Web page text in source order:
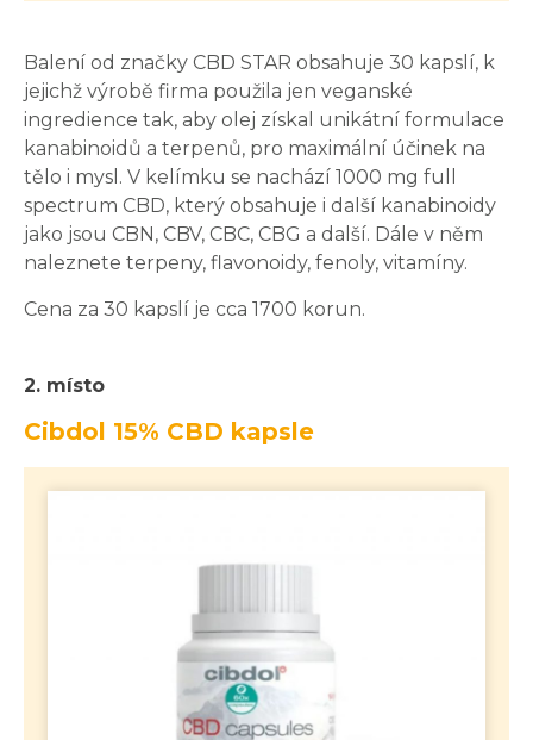
Balení od značky CBD STAR obsahuje 30 kapslí, k
jejichž výrobě firma použila jen veganské
ingredience tak, aby olej získal unikátní formulace
kanabinoidů a terpenů, pro maximální účinek na
tělo i mysl. V kelímku se nachází 1000 mg full
spectrum CBD, který obsahuje i další kanabinoidy
jako jsou CBN, CBV, CBC, CBG a další. Dále v něm
naleznete terpeny, flavonoidy, fenoly, vitamíny.
Cena za 30 kapslí je cca 1700 korun.
2. místo
Cibdol 15% CBD kapsle